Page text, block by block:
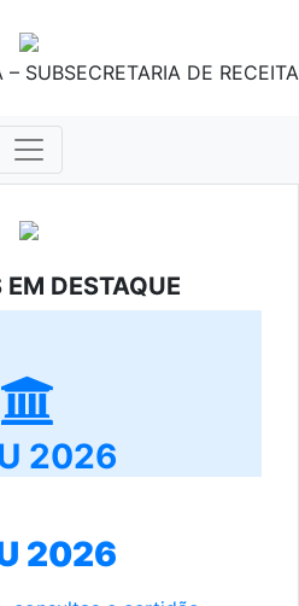
SUBSECRETARIA DE RECEITA
EM DESTAQUE
2026
2026